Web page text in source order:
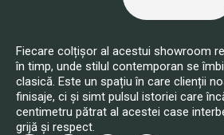
Fiecare colțișor al acestui showroom
în timp, unde stilul contemporan se
clasică. Este un spațiu în care clienții
finisaje, ci și simt pulsul istoriei care
centimetru pătrat al acestei case
grijă și respect.